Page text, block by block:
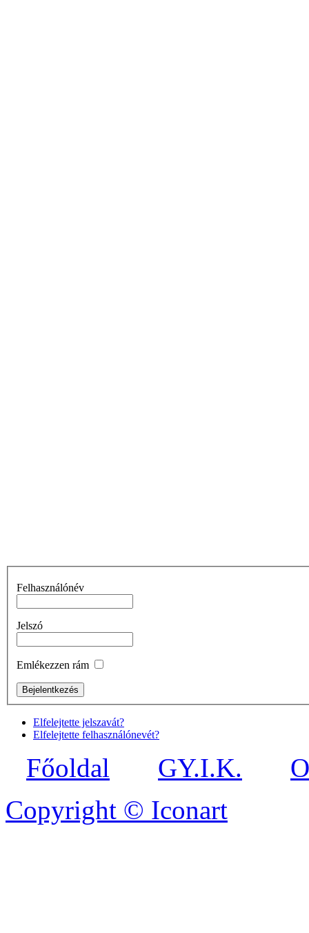
Felhasználónév
Jelszó
Emlékezzen rám
Elfelejtette jelszavát?
Elfelejtette felhasználónevét?
Főoldal GY.I.K.
Copyright © Iconart